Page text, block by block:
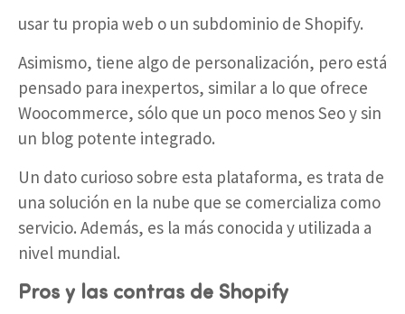
usar tu propia web o un subdominio de Shopify.
Asimismo, tiene algo de personalización, pero está
pensado para inexpertos, similar a lo que ofrece
Woocommerce, sólo que un poco menos Seo y sin
un blog potente integrado.
Un dato curioso sobre esta plataforma, es trata de
una solución en la nube que se comercializa como
servicio. Además, es la más conocida y utilizada a
nivel mundial.
Pros y las contras de Shopify